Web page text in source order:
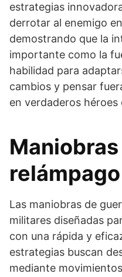
estrategias
derrotar al enemigo
demostrando que la
importante como la
habilidad para
cambios y pensar
en verdaderos héroes
relámpago
Las maniobras de
militares diseñadas
con una rápida y
estrategias buscan
mediante